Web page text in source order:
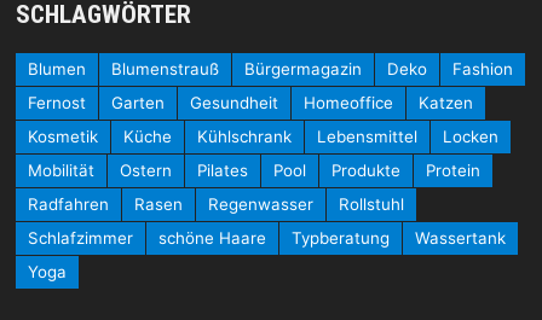
SCHLAGWÖRTER
Blumen Blumenstrauß Bürgermagazin Deko
Fashion
Fernost
Garten Gesundheit Homeoffice
Katzen
Kosmetik
Küche Kühlschrank Lebensmittel
Locken
Mobilität
Ostern Pilates Pool Produkte
Protein
Radfahren
Rasen Regenwasser
Rollstuhl
Schlafzimmer
schöne Haare Typberatung
Wassertank
Yoga